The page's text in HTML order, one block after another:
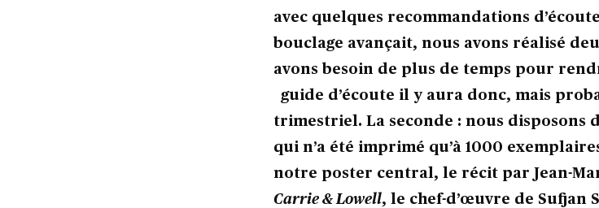
avec quelques recommandations
bouclage avançait, nous avons réalisé
avons besoin de plus de temps pour
guide d’écoute il y aura donc, mais
trimestriel. La seconde : nous disposons
qui n’a été imprimé qu’à 1000
notre poster central, le récit par Jean-
Carrie & Lowell, le chef-d’œuvre de Sufjan